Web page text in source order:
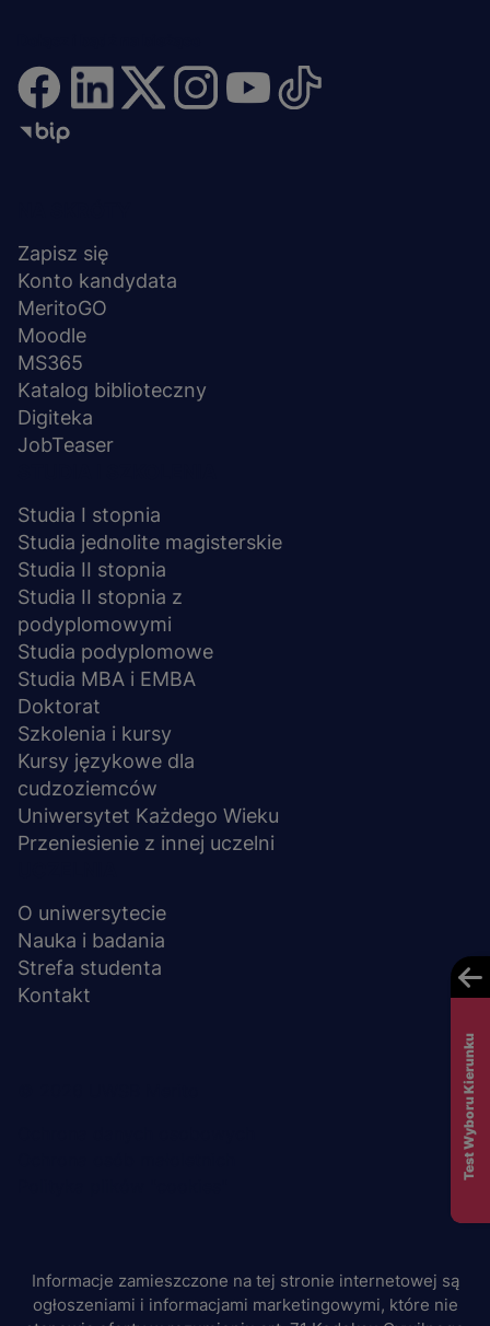
stopka
Zapisz się
Konto kandydata
MeritoGO
Moodle
MS365
Katalog biblioteczny
Digiteka
JobTeaser
Studia I stopnia
Studia jednolite magisterskie
Studia II stopnia
Studia II stopnia z
podyplomowymi
Studia podyplomowe
Studia MBA i EMBA
Doktorat
Szkolenia i kursy
Kursy językowe dla
cudzoziemców
Uniwersytet Każdego Wieku
Przeniesienie z innej uczelni
O uniwersytecie
Nauka i badania
Strefa studenta
Kontakt
Informacje zamieszczone na tej stronie internetowej są
ogłoszeniami i informacjami marketingowymi, które nie
Test Wyboru Kierunku